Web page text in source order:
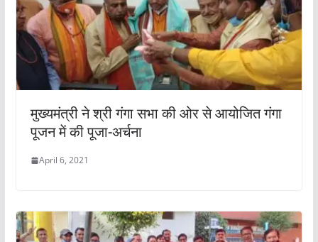
मुख्यमंत्री ने श्री गंगा सभा की ओर से आयोजित गंगा
पूजन में की पूजा-अर्चना
April 6, 2021